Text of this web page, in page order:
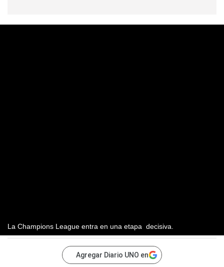
La Champions League entra en una etapa decisiva.
Agregar Diario UNO en